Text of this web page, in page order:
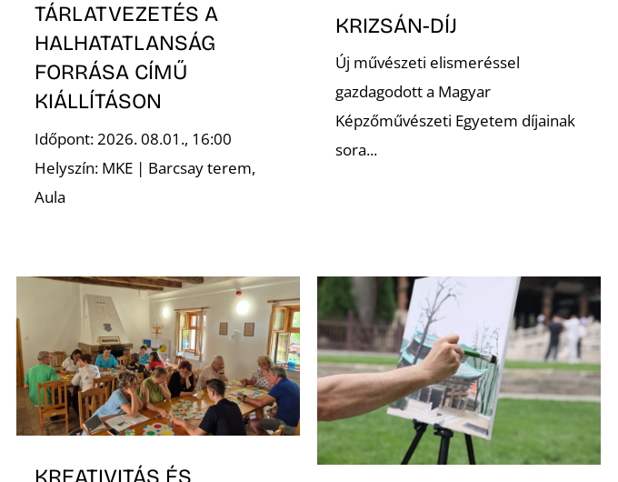
TÁRLATVEZETÉS A
HALHATATLANSÁG
FORRÁSA CÍMŰ
KIÁLLÍTÁSON
Időpont: 2026. 08.01., 16:00
Helyszín: MKE | Barcsay terem,
Aula
KRIZSÁN-DÍJ
Új művészeti elismeréssel
gazdagodott a Magyar
Képzőművészeti Egyetem díjainak
sora...
KREATIVITÁS ÉS